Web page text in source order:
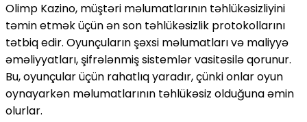
Olimp Kazino, müştəri məlumatlarının təhlükəsizliyini
təmin etmək üçün ən son təhlükəsizlik protokollarını
tətbiq edir. Oyunçuların şəxsi məlumatları və maliyyə
əməliyyatları, şifrələnmiş sistemlər vasitəsilə qorunur.
Bu, oyunçular üçün rahatlıq yaradır, çünki onlar oyun
oynayarkən məlumatlarının təhlükəsiz olduğuna əmin
olurlar.